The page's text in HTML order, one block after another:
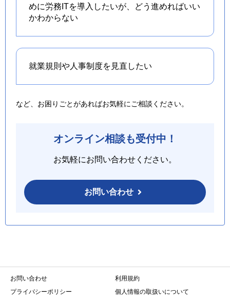
めに労務ITを導入したいが、どう進めればいい
かわからない
就業規則や人事制度を 見直したい
など、お困りごとがあればお気軽にご相談ください。
オンライン相談も受付中！
お気軽にお問い合わせください。
お問い合わせ
お問い合わせ
利用規約
プライバシーポリシー
個人情報の取扱いについて